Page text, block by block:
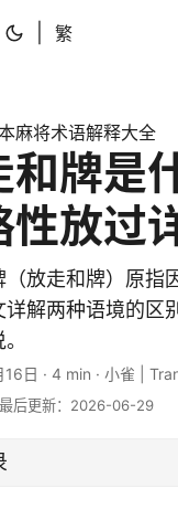
繁
麻将术语解释大全
和牌是
性放过
（放走和牌）原指
详解两种语境的区
日 · 4 min · 小雀
最后更新：2026-06-29